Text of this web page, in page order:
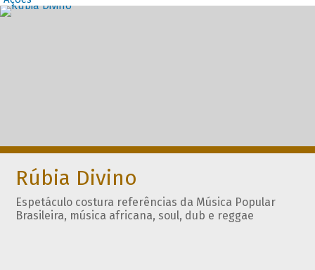
Destaques
Rúbia Divino
Espetáculo costura referências da Música Popular
Brasileira, música africana, soul, dub e reggae